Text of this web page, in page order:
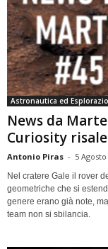
Astronautica ed
News da
Curiosity risale
Antonio Piras - 5
Nel cratere Gale il rover
geometriche che si
genere erano già note,
team non si sbilancia.